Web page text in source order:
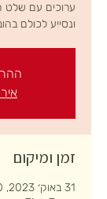
ערוכים עם שלט
ונסייע לכולם
זמן ומיקום
31 באוק׳ 2023, 10:00 – 12:30